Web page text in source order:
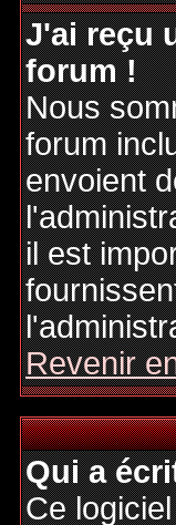
J'ai reçu
forum !
Nous
forum
envoient
il est
Revenir
Qui a
Ce